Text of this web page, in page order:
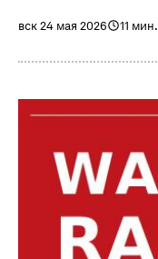
вск 24 мая 2026 11 мин.